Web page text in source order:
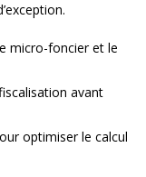
micro-foncier et le
avant
optimiser le calcul